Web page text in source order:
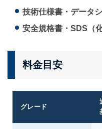
技術仕様書・データ
安全規格書・SDS（
料金目安
グレード